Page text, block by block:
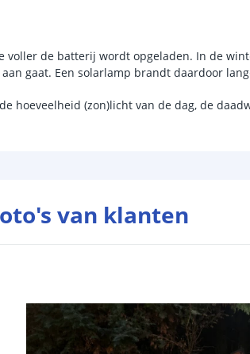
Inclusief lichtbron
Hoeveelheid licht
Vergelijkbaar met
Sensor en schakelaar
Schemersensor
Uitschakeltijd
Detectieafstand (max)
voller de batterij wordt opgeladen. In de
gaat. Een solarlamp brandt daardoor
hoeveelheid (zon)licht van de dag, de
van klanten